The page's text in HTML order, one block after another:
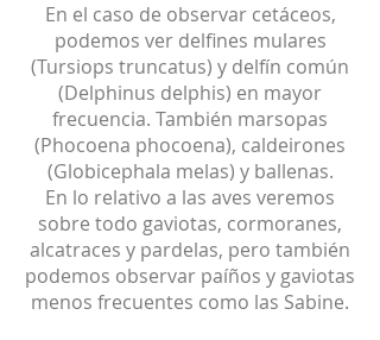
En el caso de observar cetáceos,
podemos ver delfines mulares
(Tursiops truncatus) y delfín común
(Delphinus delphis) en mayor
frecuencia. También marsopas
(Phocoena phocoena), caldeirones
(Globicephala melas) y ballenas.
En lo relativo a las aves veremos
sobre todo gaviotas, cormoranes,
alcatraces y pardelas, pero también
podemos observar paíños y gaviotas
menos frecuentes como las Sabine.